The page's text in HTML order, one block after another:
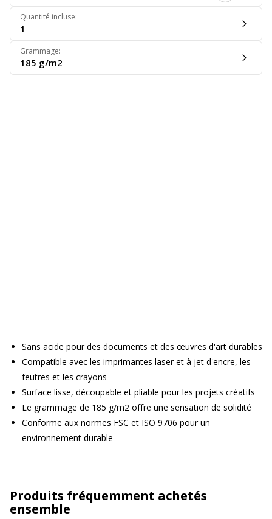
Quantité incluse:
1
Grammage:
185 g/m2
Sans acide pour des documents et des œuvres d'art durables
Compatible avec les imprimantes laser et à jet d'encre, les
feutres et les crayons
Surface lisse, découpable et pliable pour les projets créatifs
Le grammage de 185 g/m2 offre une sensation de solidité
Conforme aux normes FSC et ISO 9706 pour un
environnement durable
Produits fréquemment achetés
ensemble